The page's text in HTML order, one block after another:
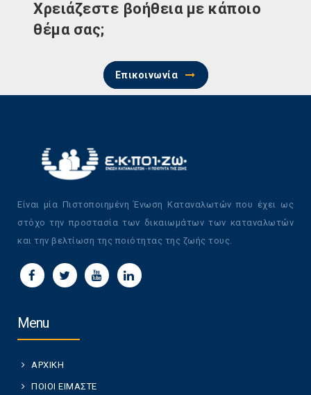
Χρειάζεστε βοήθεια με κάποιο
θέμα σας;
Επικοινωνία
Είναι μία Πιστοποιημένη Ένωση Καταναλωτών που έχει ως
στόχο την προστασία των δικαιωμάτων των καταναλωτών
και την βελτίωση της ποιότητας της ζωής τους.
Menu
ΑΡΧΙΚΗ
ΠΟΙΟΙ ΕΙΜΑΣΤΕ